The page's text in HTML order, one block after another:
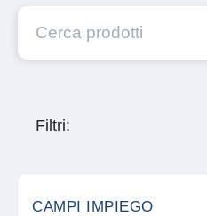
Filtri:
CAMPI IMPIEGO